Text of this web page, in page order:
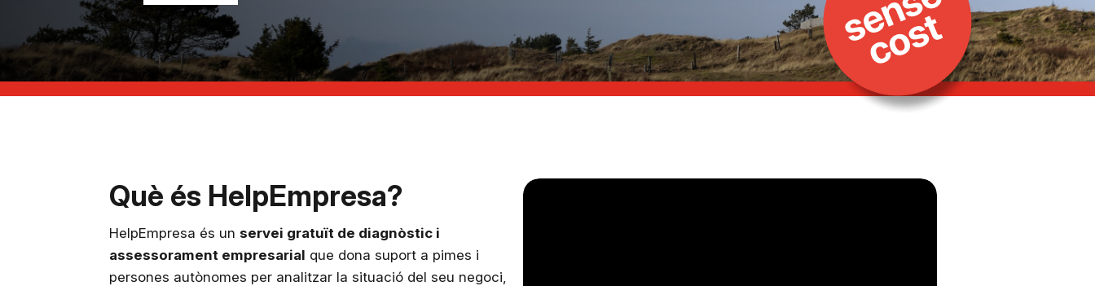
Què és HelpEmpresa?
HelpEmpresa és unservei gratuït de diagnòstic i
assessorament empresarial que dona suport a pimes i
persones autònomes per analitzar la situació del seu negoci,